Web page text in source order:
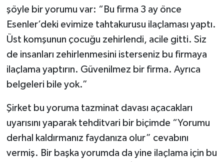
şöyle bir yorumu var: “Bu firma 3 ay önce
Esenler’deki evimize tahtakurusu ilaçlaması yaptı.
Üst komşunun çocuğu zehirlendi, acile gitti. Siz
de insanları zehirlenmesini isterseniz bu firmaya
ilaçlama yaptırın. Güvenilmez bir firma. Ayrıca
belgeleri bile yok.”
Şirket bu yoruma tazminat davası açacakları
uyarısını yaparak tehditvari bir biçimde “Yorumu
derhal kaldırmanız faydanıza olur” cevabını
vermiş. Bir başka yorumda da yine ilaçlama için bu